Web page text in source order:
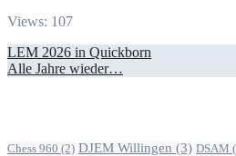
Views: 107
Beitragsnavigation
LEM 2026 in Quickborn
Alle Jahre wieder…
Chess 960 (2) DJEM Willingen (3) DSAM